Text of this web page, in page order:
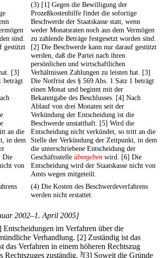
sind.
gestützt
[3]
beträgt
an die
in dem
Die
von
(3) [1] Gegen die Bewilligung der
Prozeßkostenhilfe findet die sofortige
Beschwerde der Staatskasse statt, wenn
weder Monatsraten noch aus dem Vermögen
zu zahlende Beträge festgesetzt worden sind.
[2] Die Beschwerde kann nur darauf gestützt
werden, daß die Partei nach ihren
persönlichen und wirtschaftlichen
Verhältnissen Zahlungen zu leisten hat. [3]
Die Notfrist des § 569 Abs. 1 Satz 1 beträgt
einen Monat und beginnt mit der
Bekanntgabe des Beschlusses. [4] Nach
Ablauf von drei Monaten seit der
Verkündung der Entscheidung ist die
Beschwerde unstatthaft. [5] Wird die
Entscheidung nicht verkündet, so tritt an die
Stelle der Verkündung der Zeitpunkt, in dem
die unterschriebene Entscheidung der
Geschäftsstelle übergeben wird. [6] Die
Entscheidung wird der Staatskasse nicht von
Amts wegen mitgeteilt.
(4) Die Kosten des Beschwerdeverfahrens
werden nicht erstattet.
2002–1. April 2005]
Entscheidungen im Verfahren über die
Verhandlung. [2] Zuständig ist das
das Verfahren in einem höheren Rechtszug
Rechtszuges zuständig. 3[3] Soweit die Gründe